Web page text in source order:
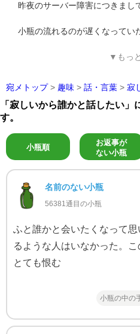
昨夜のサーバー障害につきまし
小瓶の流れるのが遅くなってい
▼もっ
宛メトップ > 趣味 > 話・言葉 > 寂
「寂しいから誰かと話したい
す。
小瓶順
お返事が
ない小瓶
名前のない小瓶
56381通目の小瓶
ふと誰かと会いたくなって
るような人はいなかった。
とても恨む
小瓶の中の